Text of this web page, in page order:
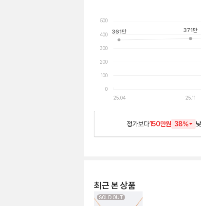
0
100
200
300
400
500
25.04 25.11
361만 371만
정가보다150만원 38%
최근 본 상품
SOLD OUT